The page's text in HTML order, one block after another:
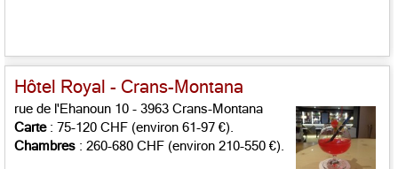
Hôtel Royal - Crans-Montana
rue de l'Ehanoun 10 - 3963 Crans-Montana
Carte: 75-120 CHF (environ 61-97 €).
Chambres : 260-680 CHF (environ 210-550 €).